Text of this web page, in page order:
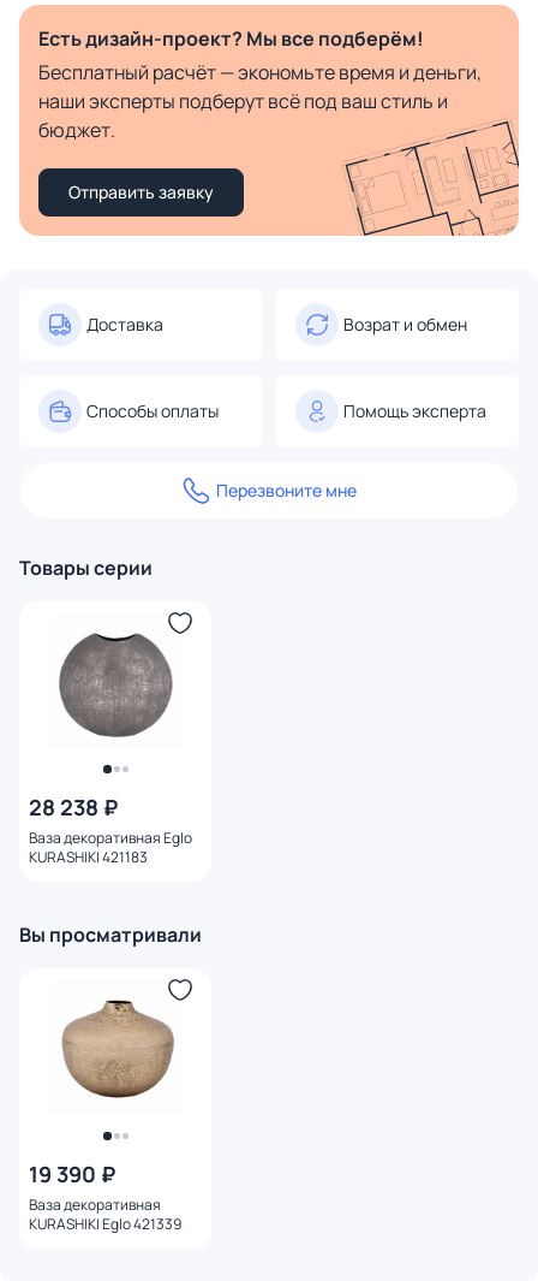
Есть дизайн-проект? Мы все подберём!
Бесплатный расчёт — экономьте время и деньги,
наши эксперты подберут всё под ваш стиль и
бюджет.
Отправить заявку
Доставка Возрат и обмен
Способы оплаты Помощь эксперта
Перезвоните мне
Товары серии
28 238 ₽
Ваза декоративная Eglo
KURASHIKI 421183
Вы просматривали
19 390 ₽
Ваза декоративная
KURASHIKI Eglo 421339